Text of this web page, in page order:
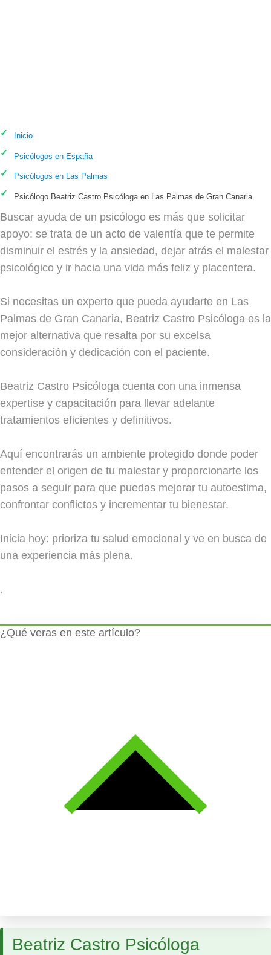
Inicio
Psicólogos en España
Psicólogos en Las Palmas
Psicólogo Beatriz Castro Psicóloga en Las Palmas de Gran Canaria
Buscar ayuda de un psicólogo es más que solicitar
apoyo: se trata de un acto de valentía que te permite
disminuir el estrés y la ansiedad, dejar atrás el malestar
psicológico y ir hacia una vida más feliz y placentera.
Si necesitas un experto que pueda ayudarte en Las
Palmas de Gran Canaria, Beatriz Castro Psicóloga es la
mejor alternativa que resalta por su excelsa
consideración y dedicación con el paciente.
Beatriz Castro Psicóloga cuenta con una inmensa
expertise y capacitación para llevar adelante
tratamientos eficientes y definitivos.
Aquí encontrarás un ambiente protegido donde poder
entender el origen de tu malestar y proporcionarte los
pasos a seguir para que puedas mejorar tu autoestima,
confrontar conflictos y incrementar tu bienestar.
Inicia hoy: prioriza tu salud emocional y ve en busca de
una experiencia más plena.
.
¿Qué veras en este artículo?
Beatriz Castro Psicóloga